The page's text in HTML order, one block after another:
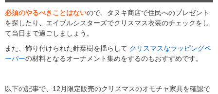
必須のやるべきことはないので、タヌキ商店で住民へのプレゼント
を探したり 、 エイブルシスターズでクリスマス衣装のチェックをし
て当日まで過ごしましょう。
また、飾り付けられた針葉樹を揺らして クリスマスなラッピングペ
ーパーの材料となるオーナメント集めをするのもおすすめです。
以下の記事で、12月限定販売のクリスマスのオモチャ家具を確認で